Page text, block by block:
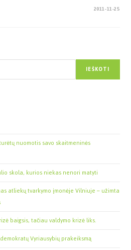
2011-11-25
IEŠKOTI
nuomotis savo skaitmeninės
skola, kurios niekas nenori matyti
atliekų tvarkymo įmonėje Vilniuje – užimta
baigsis, tačiau valdymo krizė liks.
Vyriausybių prakeiksmą